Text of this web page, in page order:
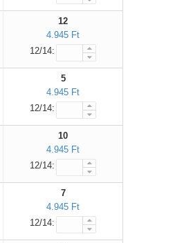
12
4.945 Ft
12/14:
5
4.945 Ft
12/14:
10
4.945 Ft
12/14:
7
4.945 Ft
12/14: